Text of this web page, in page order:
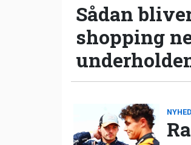
Sådan
shopping